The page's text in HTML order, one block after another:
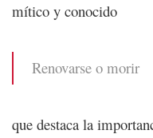
mítico y conocido
Renovarse o morir
que destaca la